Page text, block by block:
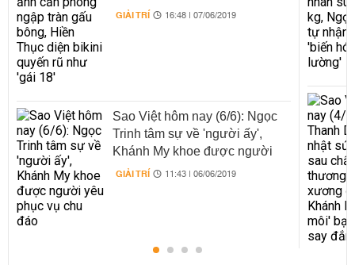
diện bikini quyến rũ như 'gái
GIẢI TRÍ 16:48 | 07/06/2019
Sao Việt hôm nay (6/6): Ngọc
Trinh tâm sự về 'người ấy',
Khánh My khoe được người
yêu phục vụ chu đáo
GIẢI TRÍ 11:43 | 06/06/2019